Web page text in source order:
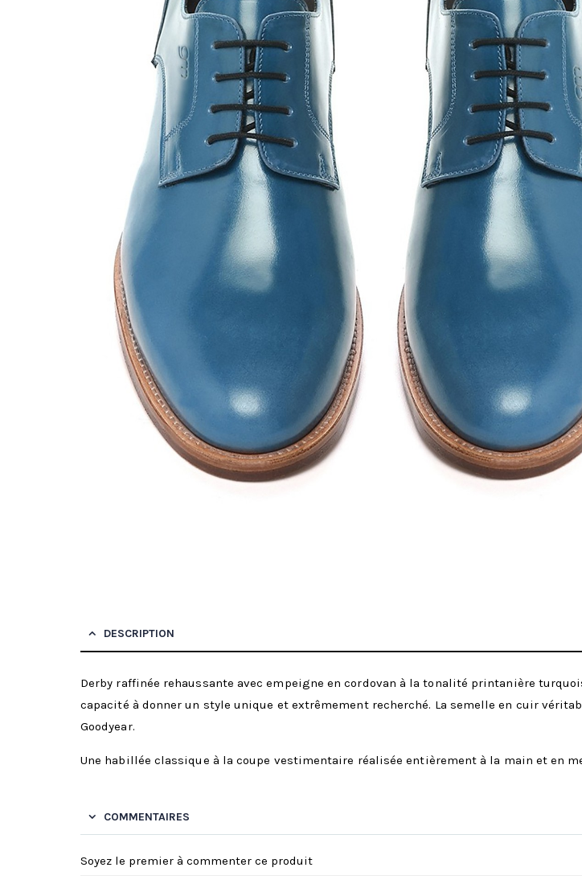
DESCRIPTION
Derby raffinée rehaussante avec empeigne en cordovan à la tonalité printanière
capacité à donner un style unique et extrêmement recherché. La semelle en cuir
Goodyear.
Une habillée classique à la coupe vestimentaire réalisée entièrement à la main et en
COMMENTAIRES
Soyez le premier à commenter ce produit